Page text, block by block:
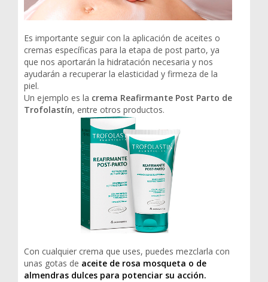
Es importante seguir con la aplicación de aceites o
cremas específicas para la etapa de post parto, ya
que nos aportarán la hidratación necesaria y nos
ayudarán a recuperar la elasticidad y firmeza de la
piel.
Un ejemplo es la crema Reafirmante Post Parto de
Trofolastín, entre otros productos.
Con cualquier crema que uses, puedes mezclarla con
unas gotas de aceite de rosa mosqueta o de
almendras dulces para potenciar su acción.